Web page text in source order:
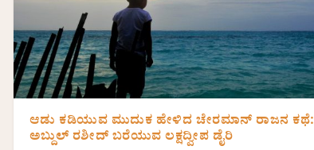
ಆಡು ಕಡಿಯುವ ಮುದುಕ ಹೇಳಿದ ಚೇರಮಾನ್ ರಾಜನ ಕಥೆ:
ಅಬ್ದುಲ್ ರಶೀದ್ ಬರೆಯುವ ಲಕ್ಷದ್ವೀಪ ಡೈರಿ